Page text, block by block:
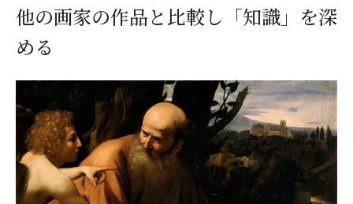
他の画家の作品と比較し「知識」を深
める